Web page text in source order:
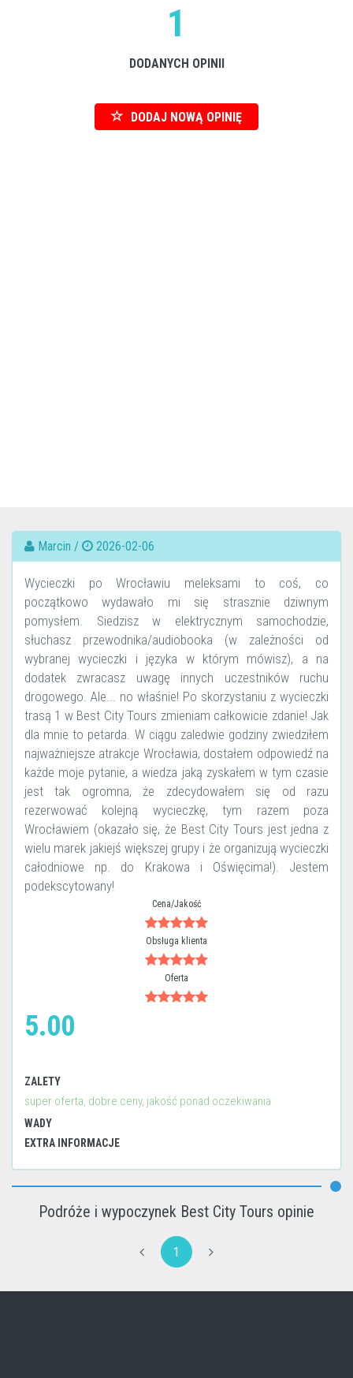
1
DODANYCH OPINII
DODAJ NOWĄ OPINIĘ
Marcin / 2026-02-06
Wycieczki po Wrocławiu meleksami to coś, co
początkowo wydawało mi się strasznie dziwnym
pomysłem. Siedzisz w elektrycznym samochodzie,
słuchasz przewodnika/audiobooka (w zależności od
wybranej wycieczki i języka w którym mówisz), a na
dodatek zwracasz uwagę innych uczestników ruchu
drogowego. Ale... no właśnie! Po skorzystaniu z wycieczki
trasą 1 w Best City Tours zmieniam całkowicie zdanie! Jak
dla mnie to petarda. W ciągu zaledwie godziny zwiedziłem
najważniejsze atrakcje Wrocławia, dostałem odpowiedź na
każde moje pytanie, a wiedza jaką zyskałem w tym czasie
jest tak ogromna, że zdecydowałem się od razu
rezerwować kolejną wycieczkę, tym razem poza
Wrocławiem (okazało się, że Best City Tours jest jedna z
wielu marek jakiejś większej grupy i że organizują wycieczki
całodniowe np. do Krakowa i Oświęcima!). Jestem
podekscytowany!
Cena/Jakość
Obsługa klienta
Oferta
5.00
ZALETY
super oferta, dobre ceny, jakość ponad oczekiwania
WADY
EXTRA INFORMACJE
Podróże i wypoczynek Best City Tours opinie
1